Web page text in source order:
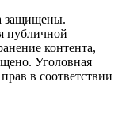
защищены.
публичной
контента,
Уголовная
в соответствии